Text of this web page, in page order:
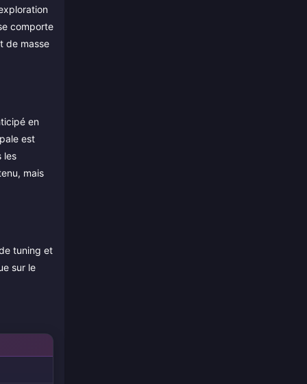
comporte
de masse
en
est
les
mais
tuning et
sur le